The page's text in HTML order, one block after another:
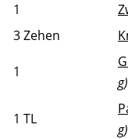
1
3Zehen
1
g)
1 TL
g)